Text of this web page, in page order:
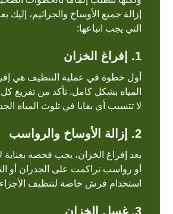
إزالة جميع الأوساخ والجراثيم،
التي يجب اتباعها:
1. إفراغ الخزان
أول خطوة في عملية التنظيف هي
المياه بشكل كامل. تأكد من تفريغ
لا تتسبب أي بقايا في تلوث المياه
2. إزالة الأوساخ والرواسب
بعد إفراغ الخزان، يجب فحصه بعناية
أو رواسب تراكمت على الجدران أو
استخدام فرش خاصة لتنظيف
3. غسل الخزان